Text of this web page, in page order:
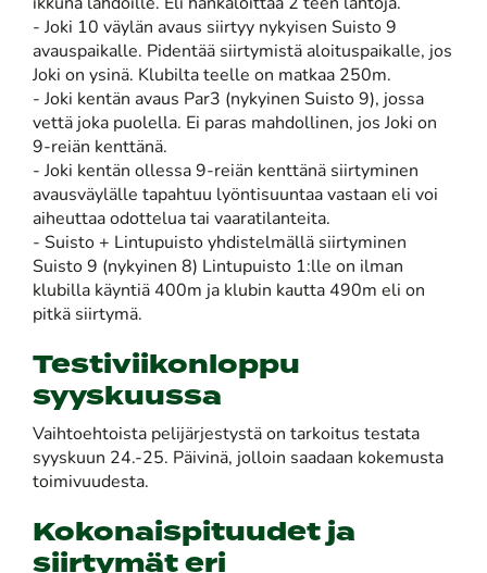
ikkuna lähdöille. Eli hankaloittaa 2 teen lähtöjä.
- Joki 10 väylän avaus siirtyy nykyisen Suisto 9
avauspaikalle. Pidentää siirtymistä aloituspaikalle, jos
Joki on ysinä. Klubilta teelle on matkaa 250m.
- Joki kentän avaus Par3 (nykyinen Suisto 9), jossa
vettä joka puolella. Ei paras mahdollinen, jos Joki on
9-reiän kenttänä.
- Joki kentän ollessa 9-reiän kenttänä siirtyminen
avausväylälle tapahtuu lyöntisuuntaa vastaan eli voi
aiheuttaa odottelua tai vaaratilanteita.
- Suisto + Lintupuisto yhdistelmällä siirtyminen
Suisto 9 (nykyinen 8) Lintupuisto 1:lle on ilman
klubilla käyntiä 400m ja klubin kautta 490m eli on
pitkä siirtymä.
Testiviikonloppu
syyskuussa
Vaihtoehtoista pelijärjestystä on tarkoitus testata
syyskuun 24.-25. Päivinä, jolloin saadaan kokemusta
toimivuudesta.
Kokonaispituudet ja
siirtymät eri